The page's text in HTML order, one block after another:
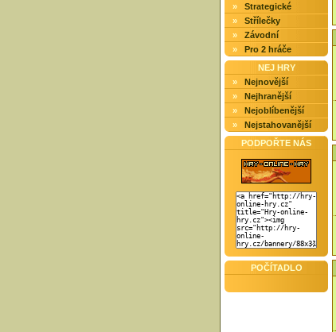
» Strategické
» Střílečky
» Závodní
» Pro 2 hráče
NEJ HRY
» Nejnovější
» Nejhranější
» Nejoblíbenější
» Nejstahovanější
PODPOŘTE NÁS
POČÍTADLO